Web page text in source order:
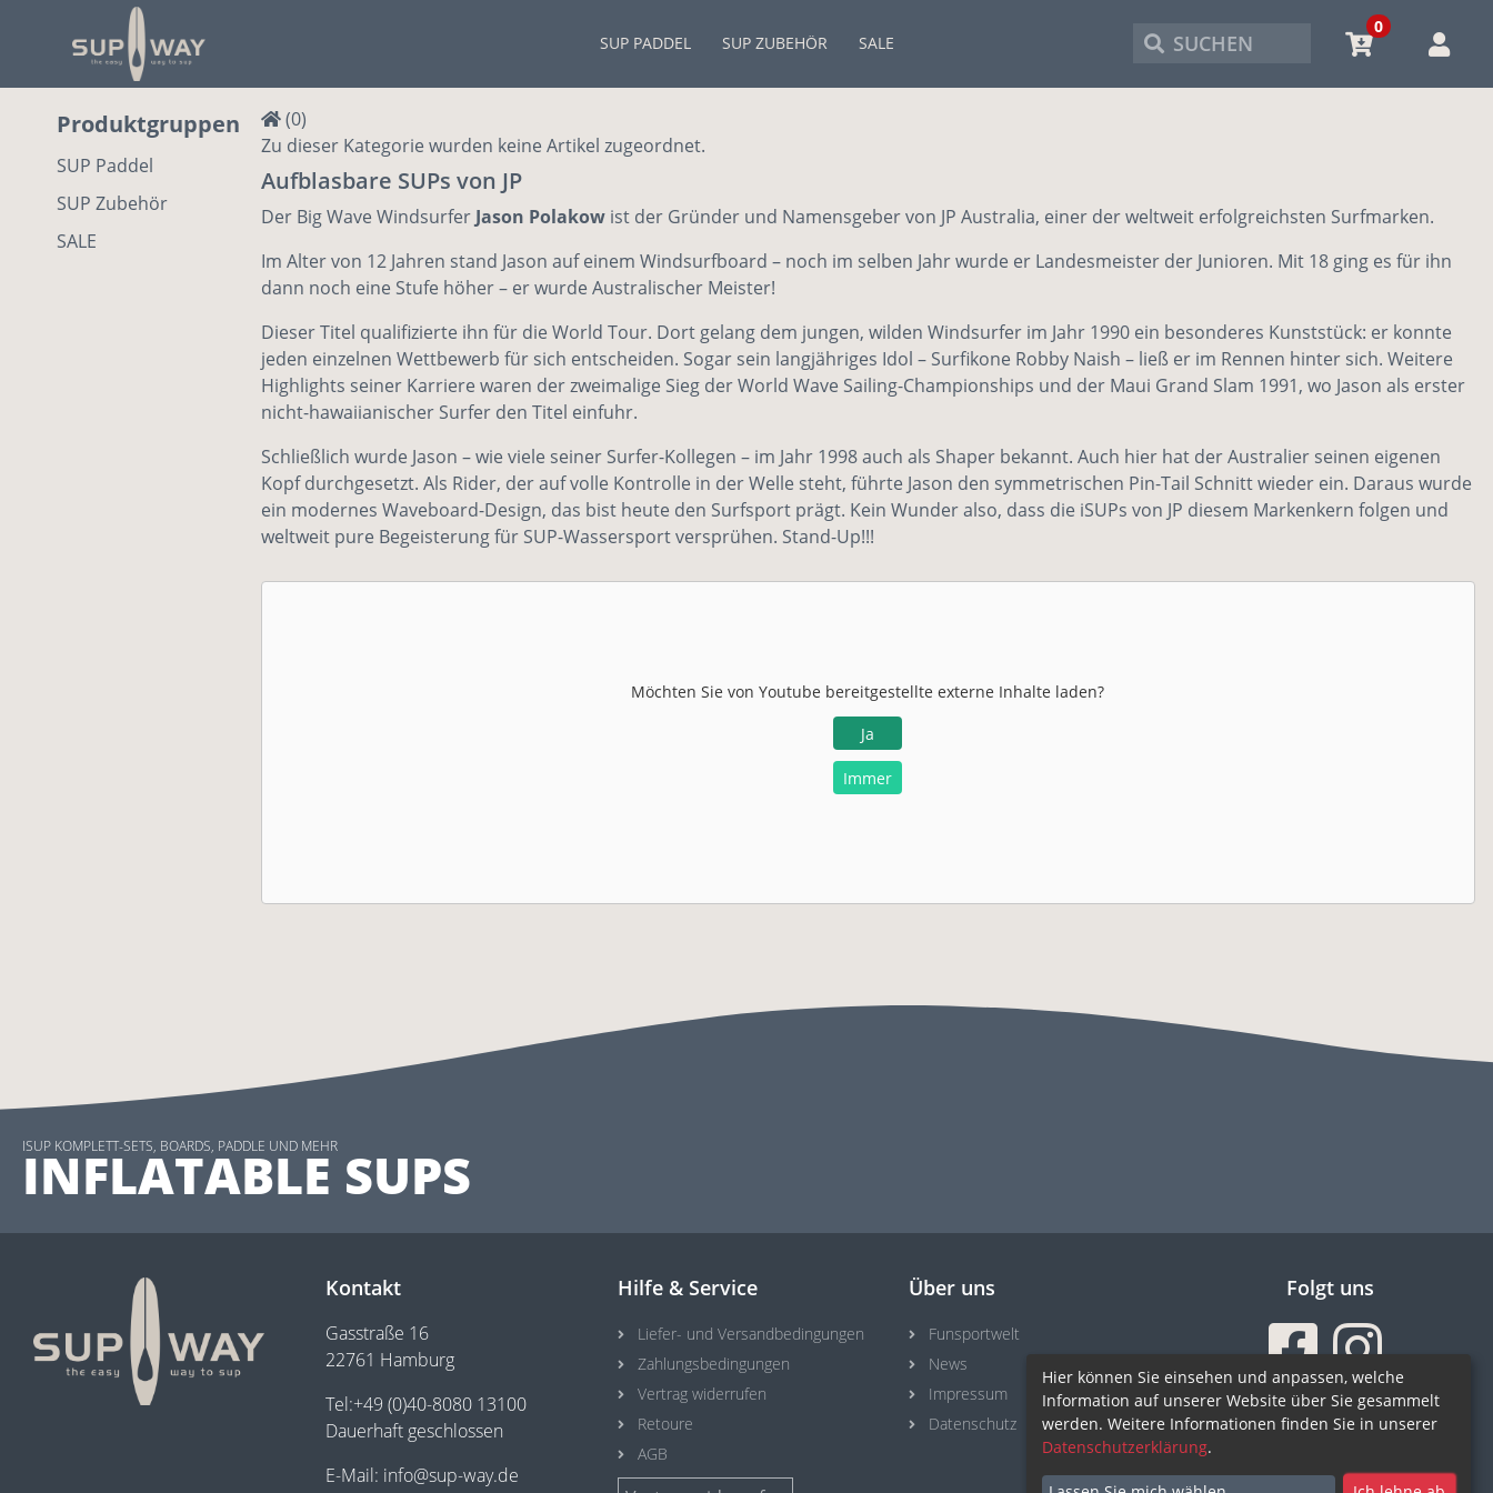
SUP PADDEL SUP ZUBEHÖR SALE SUCHEN
0
Produktgruppen
SUP Paddel
SUP Zubehör
SALE
(0)
Zu dieser Kategorie wurden keine Artikel zugeordnet.
Aufblasbare SUPs von JP
Der Big Wave Windsurfer Jason Polakowist der Gründer und Namensgeber von JP Australia, einer der weltweit erfolgreichsten Surfmarken.
Im Alter von 12 Jahren stand Jason auf einem Windsurfboard – noch im selben Jahr wurde er Landesmeister der Junioren. Mit 18 ging es für ihn
dann noch eine Stufe höher – er wurde Australischer Meister!
Dieser Titel qualifizierte ihn für die World Tour. Dort gelang dem jungen, wilden Windsurfer im Jahr 1990 ein besonderes Kunststück: er konnte
jeden einzelnen Wettbewerb für sich entscheiden. Sogar sein langjähriges Idol – Surfikone Robby Naish – ließ er im Rennen hinter sich. Weitere
Highlights seiner Karriere waren der zweimalige Sieg der World Wave Sailing-Championships und der Maui Grand Slam 1991, wo Jason als erster
nicht-hawaiianischer Surfer den Titel einfuhr.
Schließlich wurde Jason – wie viele seiner Surfer-Kollegen – im Jahr 1998 auch als Shaper bekannt. Auch hier hat der Australier seinen eigenen
Kopf durchgesetzt. Als Rider, der auf volle Kontrolle in der Welle steht, führte Jason den symmetrischen Pin-Tail Schnitt wieder ein. Daraus wurde
ein modernes Waveboard-Design, das bist heute den Surfsport prägt. Kein Wunder also, dass die iSUPs von JP diesem Markenkern folgen und
weltweit pure Begeisterung für SUP-Wassersport versprühen. Stand-Up!!!
Möchten Sie vonYoutube bereitgestellte externe Inhalte laden?
Ja
Immer
ISUP KOMPLETT-SETS, BOARDS, PADDLE UND MEHR
INFLATABLE SUPS
Kontakt
Gasstraße 16
22761 Hamburg
Tel:+49 (0)40-8080 13100
Dauerhaft geschlossen
E-Mail: info@sup-way.de
Hilfe & Service
Liefer- und Versandbedingungen
Zahlungsbedingungen
Vertrag widerrufen
Retoure
AGB
Über uns
Funsportwelt
News
Impressum
Datenschutz
Folgt uns
Sicher einkaufen
Hier können Sie einsehen und anpassen, welche
Information auf unserer Website über Sie gesammelt
werden. Weitere Informationen finden Sie in unserer
Datenschutzerklärung.